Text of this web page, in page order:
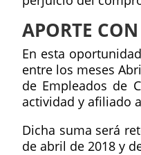
APORTE
En esta
entre los meses
de Empleados de
actividad y afiliado a
Dicha suma será
de abril de 2018 y